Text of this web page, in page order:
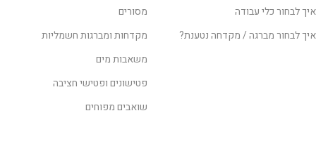
מסורים
מקדחות ומברגות חשמליות
משאבות מים
פטישונים ופטישי חציבה
שואבים מפוחים
איך לבחור כלי עבודה
איך לבחור מברגה / מקדחה נטענת?